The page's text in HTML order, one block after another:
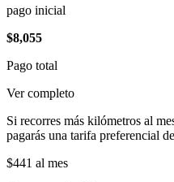
pago inicial
$8,055
Pago total
Ver completo
Si recorres más kilómetros al
pagarás una tarifa preferencial de
$441 al mes